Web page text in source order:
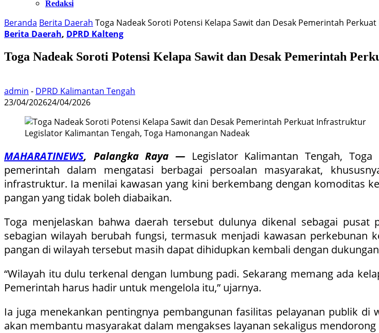
Redaksi
Beranda Berita Daerah Toga Nadeak Soroti Potensi Kelapa Sawit dan Desak Pemerintah
Berita Daerah, DPRD Kalteng
Toga Nadeak Soroti Potensi Kelapa Sawit dan Desak Pemerintah
admin - DPRD Kalimantan Tengah
23/04/202624/04/2026
Legislator Kalimantan Tengah, Toga Hamonangan Nadeak
MAHARATINEWS, Palangka Raya — Legislator Kalimantan Tengah,
pemerintah dalam mengatasi berbagai persoalan masyarakat,
infrastruktur. Ia menilai kawasan yang kini berkembang dengan komoditas
pangan yang tidak boleh diabaikan.
Toga menjelaskan bahwa daerah tersebut dulunya dikenal sebagai
sebagian wilayah berubah fungsi, termasuk menjadi kawasan
pangan di wilayah tersebut masih dapat dihidupkan kembali dengan
“Wilayah itu dulu terkenal dengan lumbung padi. Sekarang memang ada
Pemerintah harus hadir untuk mengelola itu,” ujarnya.
Ia juga menekankan pentingnya pembangunan fasilitas pelayanan publik
akan membantu masyarakat dalam mengakses layanan sekaligus